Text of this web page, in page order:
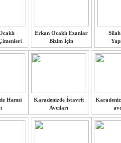
Erkan Ocaklı Ezanlar
Bizim İçin
Hamsi
Karadenizde İstavrit
Avcıları